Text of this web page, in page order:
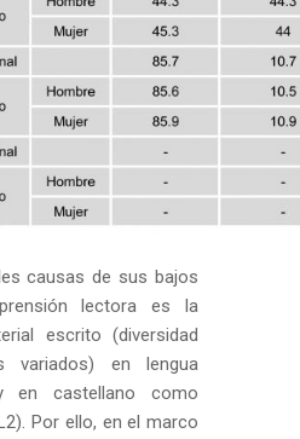
causas de sus bajos
lectora es la
escrito (diversidad
variados) en lengua
en castellano como
Por ello, en el marco